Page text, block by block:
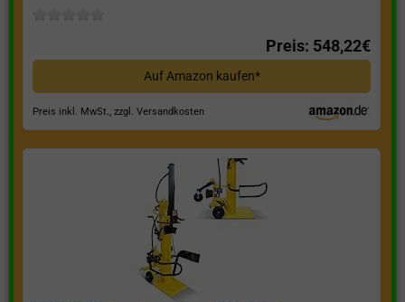
Preis: 548,22€
Auf Amazon kaufen*
Preis inkl. MwSt., zzgl. Versandkosten